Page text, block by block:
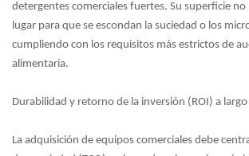
detergentes comerciales fuertes. Su superficie
lugar para que se escondan la suciedad o los
cumpliendo con los requisitos más estrictos de
alimentaria.
Durabilidad y retorno de la inversión (ROI) a
La adquisición de equipos comerciales debe